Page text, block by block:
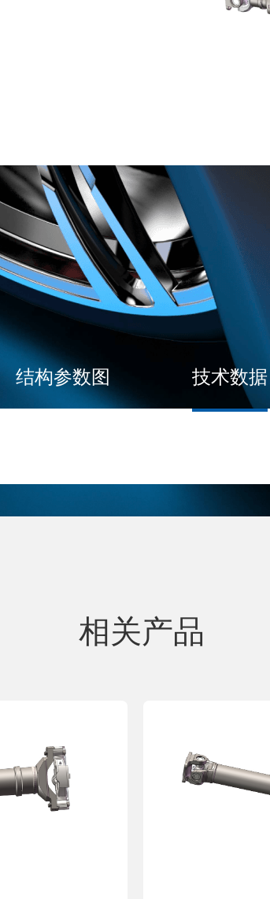
结构参数图 技术数据
相关产品